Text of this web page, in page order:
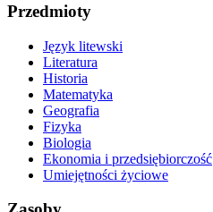
Przedmioty
Język litewski
Literatura
Historia
Matematyka
Geografia
Fizyka
Biologia
Ekonomia i przedsiębiorczość
Umiejętności życiowe